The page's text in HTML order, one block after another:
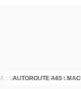
AUTOROUTE A69 :